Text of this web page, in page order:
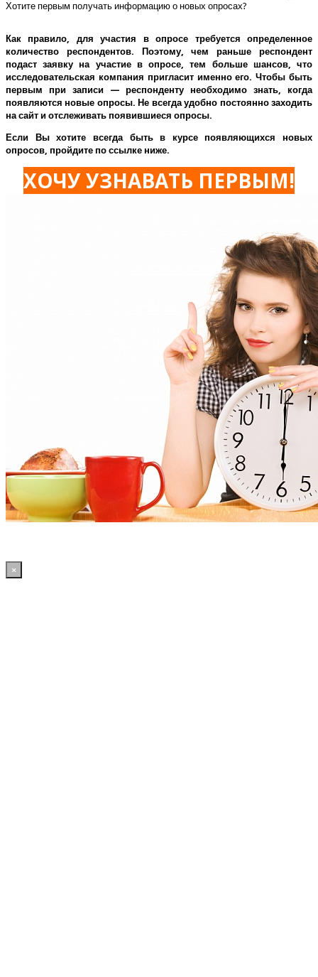
Хотите первым получать информацию о новых опросах?
Как правило, для участия в опросе требуется определенное
количество респондентов. Поэтому, чем раньше респондент
подаст заявку на участие в опросе, тем больше шансов, что
исследовательская компания пригласит именно его.Чтобы быть
первым при записи — респонденту необходимо знать, когда
появляются новые опросы. Не всегда удобно постоянно заходить
на сайт и отслеживать появившиеся опросы.
Если Вы хотите всегда быть в курсе появляющихся новых
опросов, пройдите по ссылке ниже.
ХОЧУ УЗНАВАТЬ ПЕРВЫМ!
×